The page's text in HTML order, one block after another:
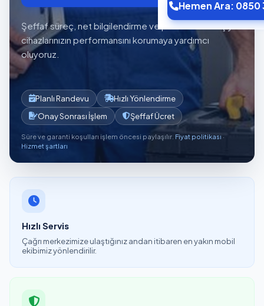
Hemen Ara: 0850
Şeffaf süreç, net bilgilendirme ve planlı servis akışıyla
cihazlarınızın performansını korumaya yardımcı
oluyoruz.
Planlı Randevu
Hızlı Yönlendirme
Onay Sonrası İşlem
Şeffaf Ücret
Süre ve garanti koşulları işlem öncesi paylaşılır. Fiyat politikası ·
Hizmet şartları
Hızlı Servis
Çağrı merkezimize ulaştığınız andan itibaren en yakın mobil
ekibimiz yönlendirilir.